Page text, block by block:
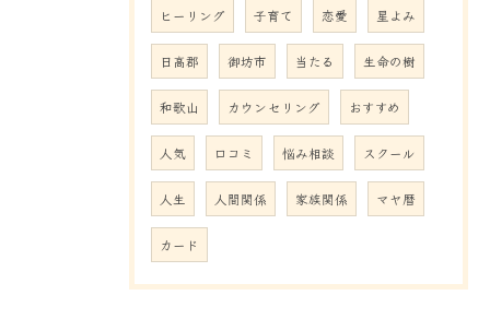
ヒーリング 子育て 恋愛 星よみ
日高郡 御坊市 当たる 生命の樹
和歌山 カウンセリング おすすめ
人気 口コミ 悩み相談 スクール
人生 人間関係 家族関係 マヤ暦
カード